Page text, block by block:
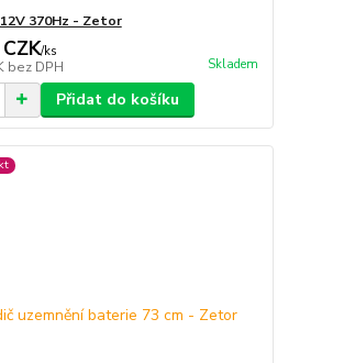
370Hz - Zetor
/ks
bez DPH Skladem
Přidat do košíku